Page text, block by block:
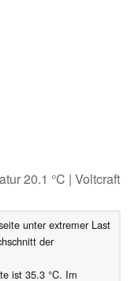
20.1 °C | Voltcraft
unter extremer Last
der
ist 35.3 °C. Im